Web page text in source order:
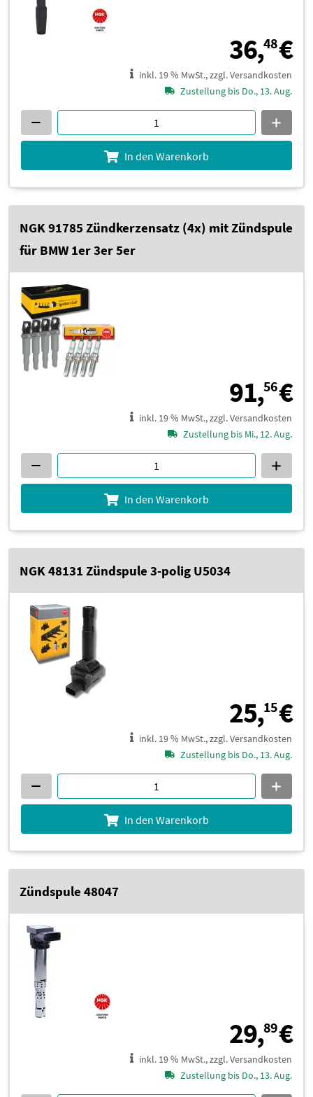
36,48€
inkl. 19 % MwSt., zzgl. Versandkosten
Zustellung bis Do., 13. Aug.
In den Warenkorb
NGK 91785 Zündkerzensatz (4x) mit Zündspule
für BMW 1er 3er 5er
91,56€
inkl. 19 % MwSt., zzgl. Versandkosten
Zustellung bis Mi., 12. Aug.
In den Warenkorb
NGK 48131 Zündspule 3-polig U5034
25,15€
inkl. 19 % MwSt., zzgl. Versandkosten
Zustellung bis Do., 13. Aug.
In den Warenkorb
Zündspule 48047
29,89€
inkl. 19 % MwSt., zzgl. Versandkosten
Zustellung bis Do., 13. Aug.